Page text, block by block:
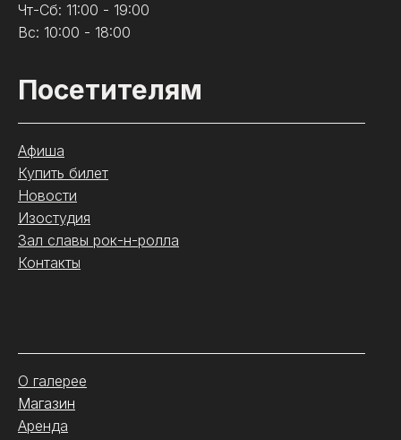
Чт-Сб: 11:00 - 19:00
Вс: 10:00 - 18:00
Посетителям
Афиша
Купить билет
Новости
Изостудия
Зал славы рок-н-ролла
Контакты
О галерее
Магазин
Аренда